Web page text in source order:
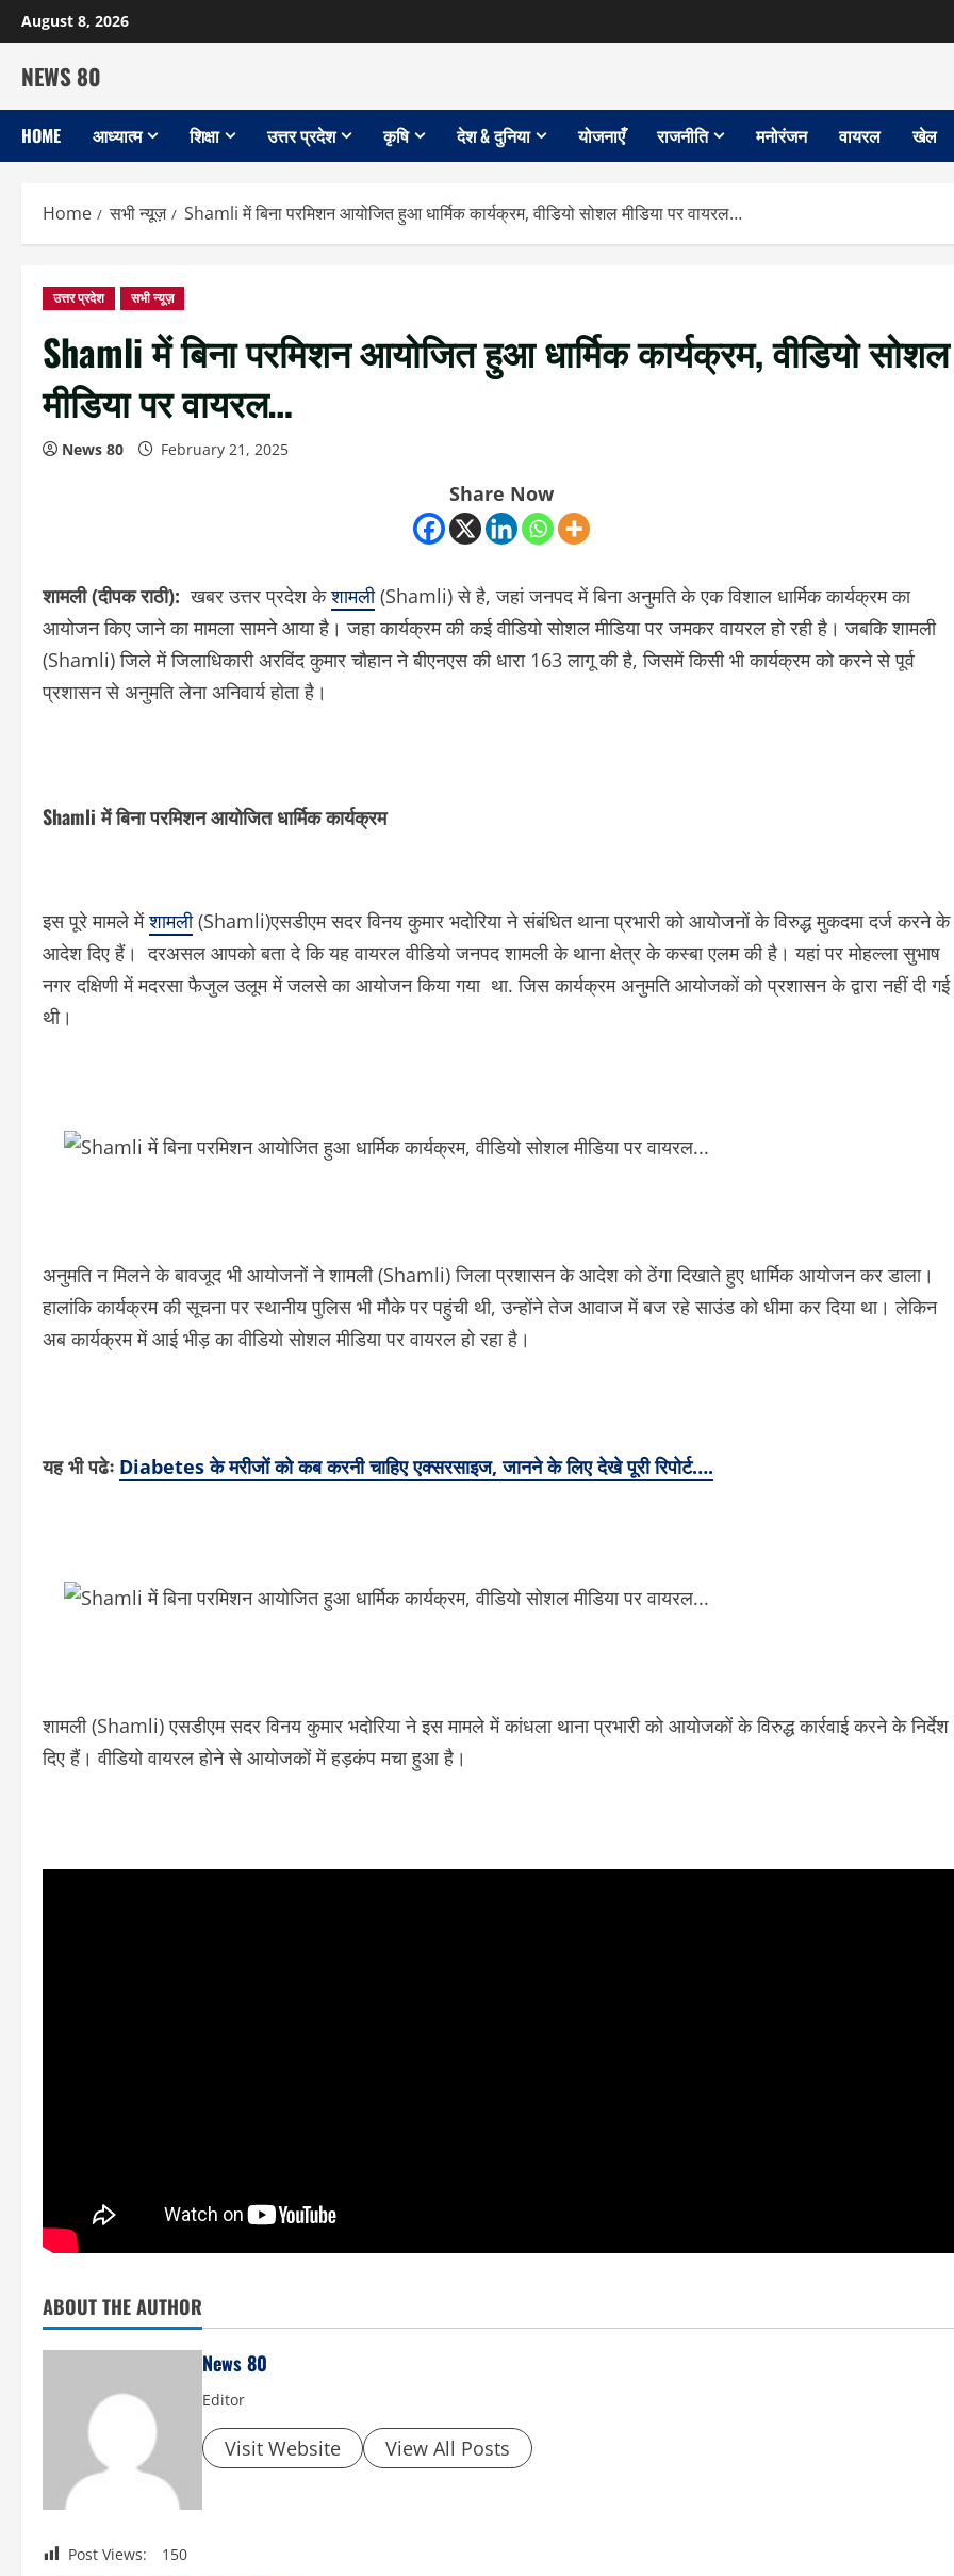
Skip
to
content
August 8, 2026
NEWS 80
HOME आध्यात्म शिक्षा उत्तर प्रदेश कृषि देश & दुनिया योजनाएँ राजनीति मनोरंजन वायरल खेल
Home सभी न्यूज़ Shamli में बिना परमिशन आयोजित हुआ धार्मिक कार्यक्रम, वीडियो सोशल मीडिया पर वायरल…
उत्तर प्रदेश सभी न्यूज़
Shamli में बिना परमिशन आयोजित हुआ धार्मिक कार्यक्रम, वीडियो सोशल
मीडिया पर वायरल…
News 80 February 21, 2025
Share Now
शामली (दीपक राठी): खबर उत्तर प्रदेश केशामली(Shamli) से है, जहां जनपद में बिना अनुमति के एक विशाल धार्मिक कार्यक्रम का
आयोजन किए जाने का मामला सामने आया है। जहा कार्यक्रम की कई वीडियो सोशल मीडिया पर जमकर वायरल हो रही है। जबकि शामली
(Shamli) जिले में जिलाधिकारी अरविंद कुमार चौहान ने बीएनएस की धारा 163 लागू की है, जिसमें किसी भी कार्यक्रम को करने से पूर्व
प्रशासन से अनुमति लेना अनिवार्य होता है।
Shamli में बिना परमिशन आयोजित धार्मिक कार्यक्रम
इस पूरे मामले मेंशामली(Shamli)एसडीएम सदर विनय कुमार भदोरिया ने संबंधित थाना प्रभारी को आयोजनों के विरुद्ध मुकदमा दर्ज करने के
आदेश दिए हैं। दरअसल आपको बता दे कि यह वायरल वीडियो जनपद शामली के थाना क्षेत्र के कस्बा एलम की है। यहां पर मोहल्ला सुभाष
नगर दक्षिणी में मदरसा फैजुल उलूम में जलसे का आयोजन किया गया था. जिस कार्यक्रम अनुमति आयोजकों को प्रशासन के द्वारा नहीं दी गई
थी।
अनुमति न मिलने के बावजूद भी आयोजनों ने शामली (Shamli) जिला प्रशासन के आदेश को ठेंगा दिखाते हुए धार्मिक आयोजन कर डाला।
हालांकि कार्यक्रम की सूचना पर स्थानीय पुलिस भी मौके पर पहुंची थी, उन्होंने तेज आवाज में बज रहे साउंड को धीमा कर दिया था। लेकिन
अब कार्यक्रम में आई भीड़ का वीडियो सोशल मीडिया पर वायरल हो रहा है।
यह भी पढेः Diabetes के मरीजों को कब करनी चाहिए एक्सरसाइज, जानने के लिए देखे पूरी रिपोर्ट….
शामली (Shamli) एसडीएम सदर विनय कुमार भदोरिया ने इस मामले में कांधला थाना प्रभारी को आयोजकों के विरुद्ध कार्रवाई करने के निर्देश
दिए हैं। वीडियो वायरल होने से आयोजकों में हड़कंप मचा हुआ है।
ABOUT THE AUTHOR
News 80
Editor
Visit Website View All Posts
Post Views: 150